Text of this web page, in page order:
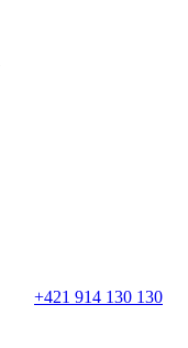
+421 914 130 130